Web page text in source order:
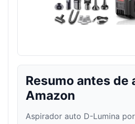
Resumo antes de
Amazon
Aspirador auto D-Lumina